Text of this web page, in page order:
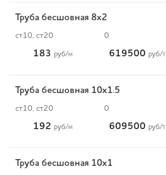
Труба бесшовная 8х2
ст10, ст20 0
183 руб/м 619500 руб/т
Труба бесшовная 10х1.5
ст10, ст20 0
192 руб/м 609500 руб/т
Труба бесшовная 10х1